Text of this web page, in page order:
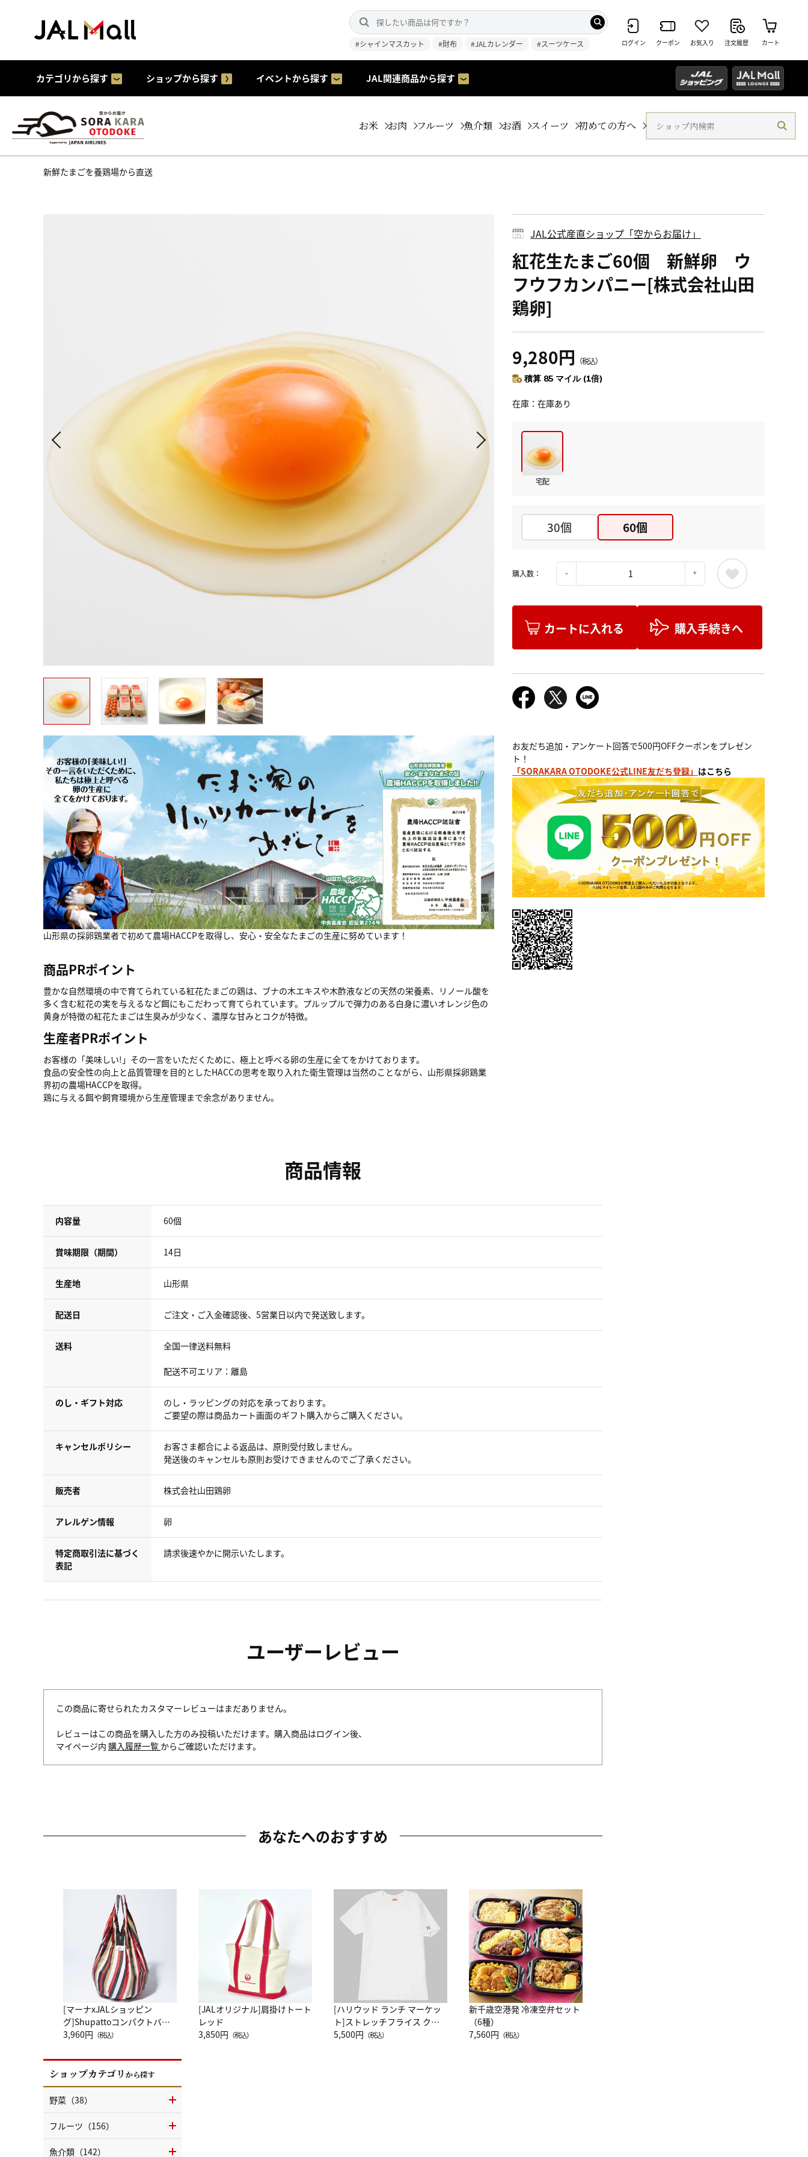
#シャインマスカット #財布 #JALカレンダー #スーツケース ログイン クーポン お気入り 注文履歴 カート
カテゴリから探す ショップから探す イベントから探す JAL関連商品から探す
お米 お肉 フルーツ 魚介類 お酒 スイーツ 初めての方へ
新鮮たまごを養鶏場から直送
山形県の採卵鶏業者で初めて農場HACCPを取得し、安心・安全なたまごの生産に努めています！
商品PRポイント
豊かな自然環境の中で育てられている紅花たまごの鶏は、ブナの木エキスや木酢液などの天然の栄養素、リノール酸を
多く含む紅花の実を与えるなど餌にもこだわって育てられています。プルップルで弾力のある白身に濃いオレンジ色の
黄身が特徴の紅花たまごは生臭みが少なく、濃厚な甘みとコクが特徴。
生産者PRポイント
お客様の「美味しい!」その一言をいただくために、極上と呼べる卵の生産に全てをかけております。
食品の安全性の向上と品質管理を目的としたHACCの思考を取り入れた衛生管理は当然のことながら、山形県採卵鶏業
界初の農場HACCPを取得。
鶏に与える餌や飼育環境から生産管理まで余念がありません。
JAL公式産直ショップ「空からお届け」
紅花生たまご60個 新鮮卵 ウ
フウフカンパニー[株式会社山田
鶏卵]
9,280円 （税込）
積算 85 マイル (1倍)
在庫 在庫あり
宅配
30個 60個
購入数：
カートに入れる 購入手続きへ
お友だち追加・アンケート回答で500円OFFクーポンをプレゼン
ト！
「SORAKARA OTODOKE公式LINE友だち登録」 はこちら
商品情報
内容量 60個
賞味期限（期間） 14日
生産地 山形県
配送日 ご注文・ご入金確認後、5営業日以内で発送致します。
送料 全国一律送料無料
配送不可エリア：離島
のし・ギフト対応
のし・ラッピングの対応を承っております。
ご要望の際は商品カート画面のギフト購入からご購入ください。
キャンセルポリシー
お客さま都合による返品は、原則受付致しません。
発送後のキャンセルも原則お受けできませんのでご了承ください。
販売者 株式会社山田鶏卵
アレルゲン情報 卵
特定商取引法に基づく
表記
請求後速やかに開示いたします。
ユーザーレビュー
この商品に寄せられたカスタマーレビューはまだありません。
レビューはこの商品を購入した方のみ投稿いただけます。購入商品はログイン後、
マイページ内 購入履歴一覧 からご確認いただけます。
あなたへのおすすめ
[マーナxJALショッピン
グ]Shupattoコンパクトバッ
グ Drop JAL客室乗務員
3,960円 （税込）
[JALオリジナル]肩掛けトート
レッド
3,850円 （税込）
[ハリウッド ランチ マーケッ
ト]ストレッチフライス クル
ーネック別注半袖Ｔシャツ
5,500円 （税込）
新千歳空港発 冷凍空弁セット
（6種）
7,560円 （税込）
ショップカテゴリ から探す
野菜（38）
フルーツ（156）
魚介類（142）